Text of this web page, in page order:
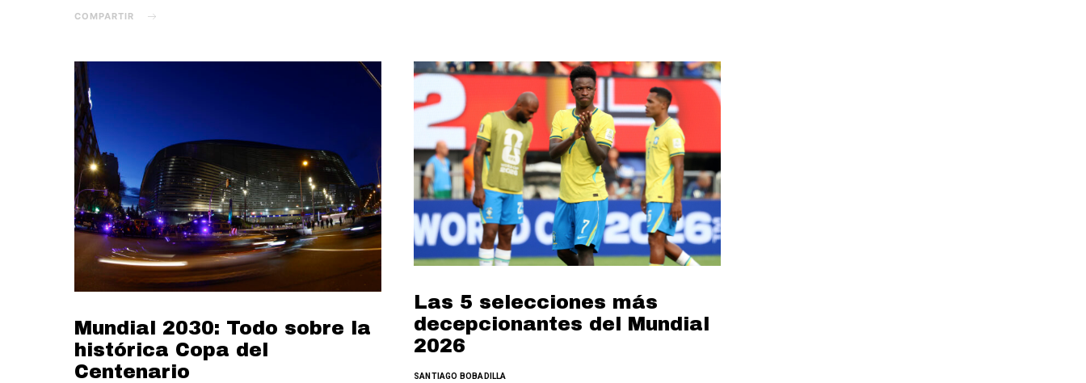
COMPARTIR
Mundial 2030: Todo sobre la
histórica Copa del
Centenario
Las 5 selecciones más
decepcionantes del Mundial
2026
SANTIAGO BOBADILLA